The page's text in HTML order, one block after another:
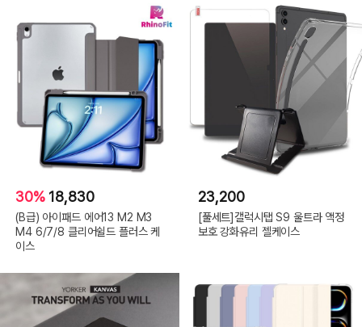
30% 18,830
(B급) 아이패드 에어13 M2 M3
M4 6/7/8 클리어쉴드 플러스 케
이스
23,200
[풀세트]갤럭시탭 S9 울트라 액정
보호 강화유리 젤케이스